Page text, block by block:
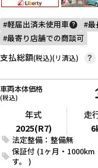
軽届出済未使用車 ? 最
最寄り店舗での商談可
支払総額(税込)(リ済込) ?
車両本体価格
(税込)
法定整備：整備無
保証付 (1ヶ月・
す。 )
年式
2025(R7)
走